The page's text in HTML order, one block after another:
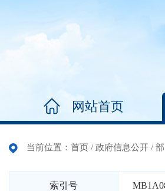
网站首页
当前位置： 首页 / 政府信息公开 /
索引号